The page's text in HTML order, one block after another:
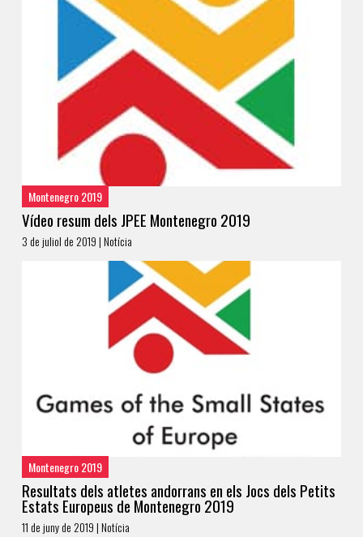
Montenegro 2019
Vídeo resum dels JPEE Montenegro 2019
3 de juliol de 2019 | Notícia
Montenegro 2019
Resultats dels atletes andorrans en els Jocs dels Petits
Estats Europeus de Montenegro 2019
11 de juny de 2019 | Notícia